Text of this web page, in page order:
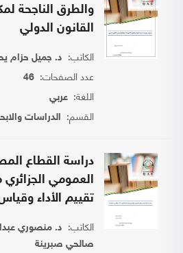
والطرق الناجحة
القانون الدولي
الكاتب: د. جميل حزام
عدد الصفحات:46
اللغة:عربي
القسم: الدراسات
دراسة القطاع
العمومي
تقييم الأداء
الكاتب: د. منصوري
صالحي صبرينة